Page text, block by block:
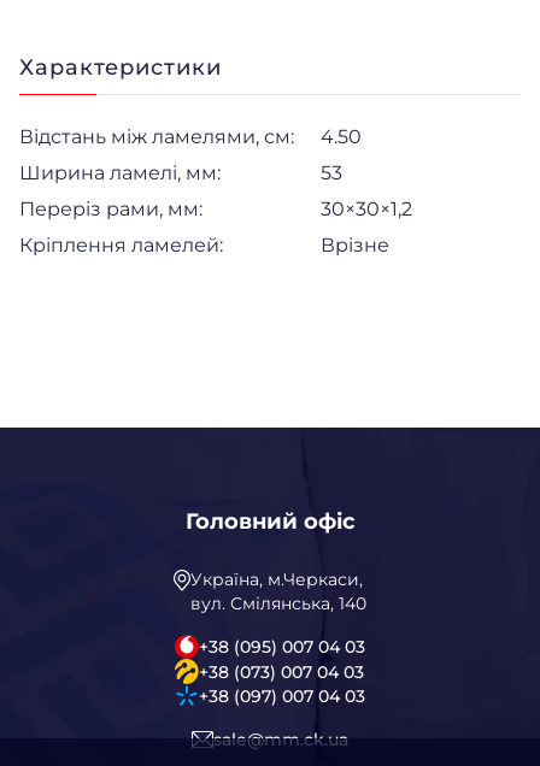
Характеристики
Відстань між ламелями, см:
4.50
Ширина ламелі, мм:
53
Переріз рами, мм:
30×30×1,2
Кріплення ламелей:
Врізне
Головний офіс
Україна, м.Черкаси,
вул. Смілянська, 140
+38 (095) 007 04 03
+38 (073) 007 04 03
+38 (097) 007 04 03
sale@mm.ck.ua